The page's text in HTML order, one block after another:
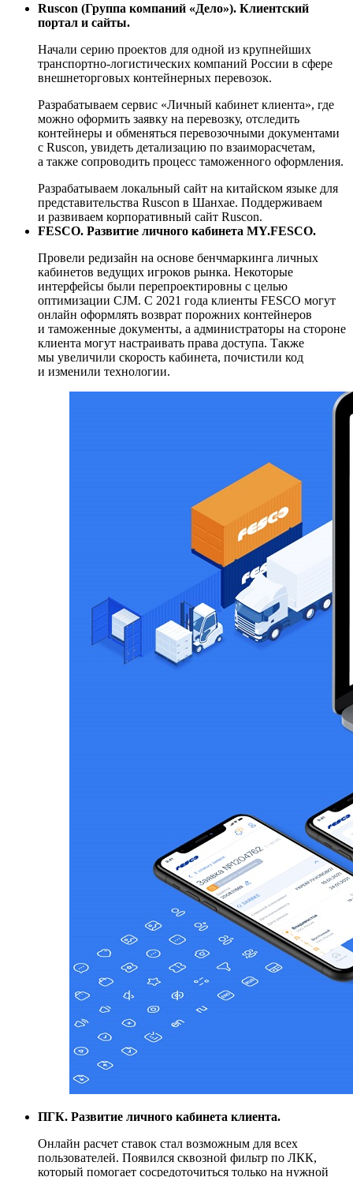
Ruscon (Группа компаний «Дело»). Клиентский
портал и сайты.
Начали серию проектов для одной из крупнейших
транспортно-логистических компаний России в сфере
внешнеторговых контейнерных перевозок.
Разрабатываем сервис «Личный кабинет клиента», где
можно оформить заявку на перевозку, отследить
контейнеры и обменяться перевозочными документами
с Ruscon, увидеть детализацию по взаиморасчетам,
а также сопроводить процесс таможенного оформления.
Разрабатываем локальный сайт на китайском языке для
представительства Ruscon в Шанхае. Поддерживаем
и развиваем корпоративный сайт Ruscon.
FESCO. Развитие личного кабинета MY.FESCO.
Провели редизайн на основе бенчмаркинга личных
кабинетов ведущих игроков рынка. Некоторые
интерфейсы были перепроектировны с целью
оптимизации CJM. С 2021 года клиенты FESCO могут
онлайн оформлять возврат порожних контейнеров
и таможенные документы, а администраторы на стороне
клиента могут настраивать права доступа. Также
мы увеличили скорость кабинета, почистили код
и изменили технологии.
ПГК. Развитие личного кабинета клиента.
Онлайн расчет ставок стал возможным для всех
пользователей. Появился сквозной фильтр по ЛКК,
который помогает сосредоточиться только на нужной